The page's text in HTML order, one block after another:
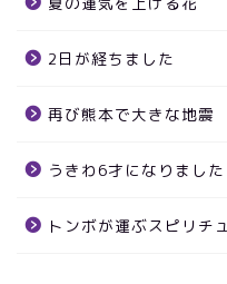
2日が経ちました
再び熊本で大きな地震
うきわ6才になりました
トンボが運ぶスピリチ